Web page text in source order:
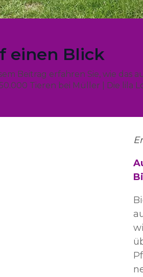
einen Blick
Beitrag erfahren Sie, wie das
Tieren bei Müller | Die lila